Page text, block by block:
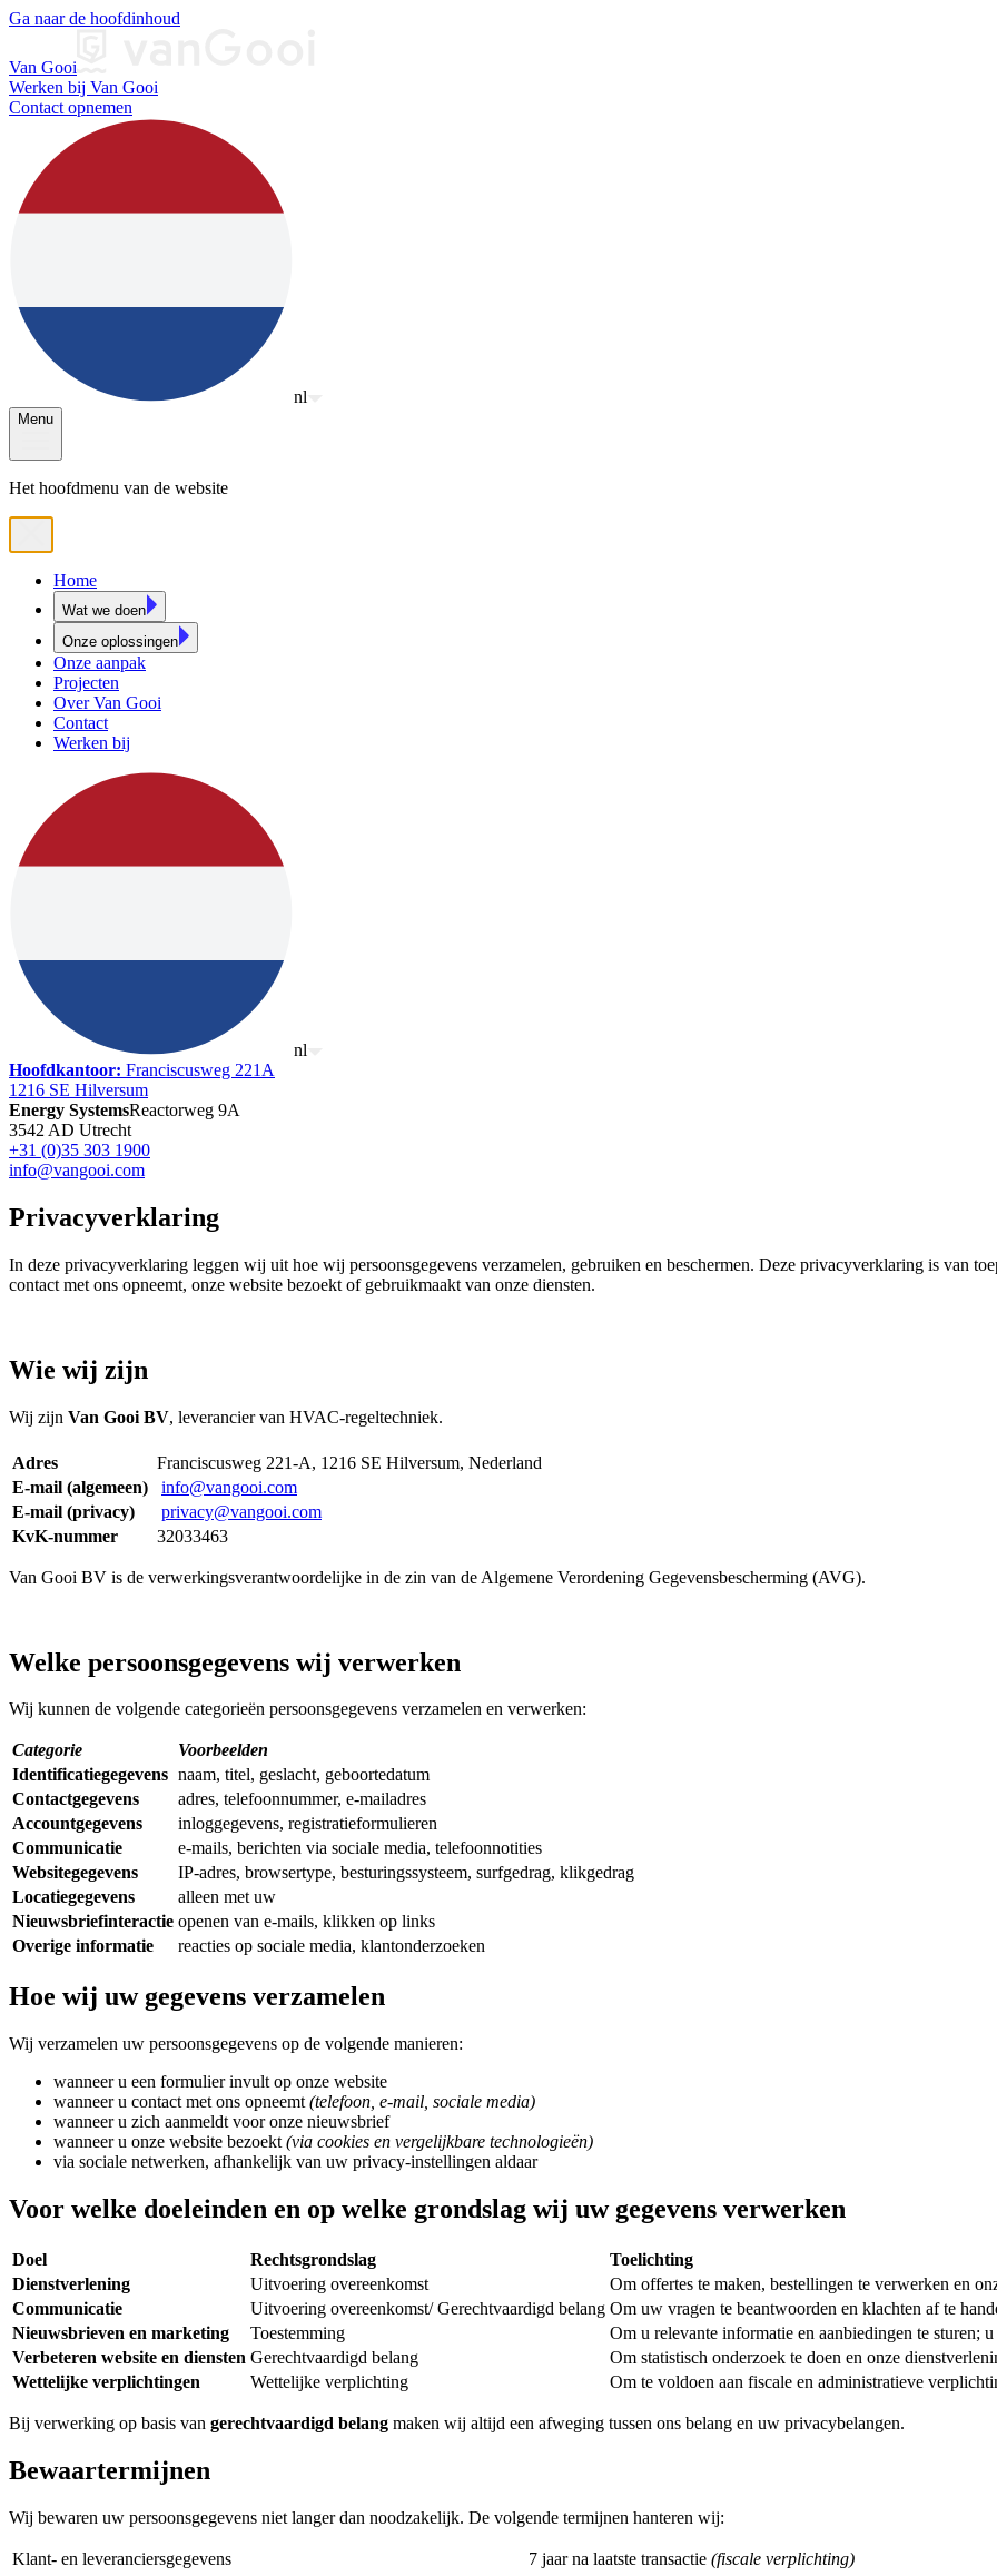
Ga naar de hoofdinhoud
Van Gooi
Werken bij Van Gooi
Contact opnemen
nl
Menu
Het hoofdmenu van de website
Home
Wat we doen
Onze oplossingen
Onze aanpak
Projecten
Over Van Gooi
Contact
Werken bij
nl
Hoofdkantoor: Franciscusweg 221A
1216 SE Hilversum
Energy SystemsReactorweg 9A
3542 AD Utrecht
+31 (0)35 303 1900
info@vangooi.com
Privacyverklaring
In deze privacyverklaring leggen wij uit hoe wij persoonsgegevens verzamelen, gebruiken en beschermen. Deze privacyverklaring is van
contact met ons opneemt, onze website bezoekt of gebruikmaakt van onze diensten.
Wie wij zijn
Wij zijn Van Gooi BV, leverancier van HVAC-regeltechniek.
Adres
Franciscusweg 221-A, 1216 SE Hilversum, Nederland
E-mail (algemeen)
info@vangooi.com
E-mail (privacy)
privacy@vangooi.com
KvK-nummer
32033463
Van Gooi BV is de verwerkingsverantwoordelijke in de zin van de Algemene Verordening Gegevensbescherming (AVG).
Welke persoonsgegevens wij verwerken
Wij kunnen de volgende categorieën persoonsgegevens verzamelen en verwerken:
Categorie
Voorbeelden
Identificatiegegevens naam, titel, geslacht, geboortedatum
Contactgegevens
adres, telefoonnummer, e-mailadres
Accountgegevens
inloggegevens, registratieformulieren
Communicatie
e-mails, berichten via sociale media, telefoonnotities
Websitegegevens
IP-adres, browsertype, besturingssysteem, surfgedrag, klikgedrag
Locatiegegevens
alleen met uw
Nieuwsbriefinteractie openen van e-mails, klikken op links
Overige informatie
reacties op sociale media, klantonderzoeken
Hoe wij uw gegevens verzamelen
Wij verzamelen uw persoonsgegevens op de volgende manieren:
wanneer u een formulier invult op onze website
wanneer u contact met ons opneemt (telefoon, e-mail, sociale media)
wanneer u zich aanmeldt voor onze nieuwsbrief
wanneer u onze website bezoekt (via cookies en vergelijkbare technologieën)
via sociale netwerken, afhankelijk van uw privacy-instellingen aldaar
Voor welke doeleinden en op welke grondslag wij uw gegevens verwerken
Doel Rechtsgrondslag
Toelichting
Dienstverlening
Uitvoering overeenkomst
Om offertes te maken, bestellingen te verwerken en
Communicatie
Uitvoering overeenkomst/ Gerechtvaardigd belang Om uw vragen te beantwoorden en klachten af te
Nieuwsbrieven en marketing
Toestemming
Om u relevante informatie en aanbiedingen te sturen;
Verbeteren website en diensten Gerechtvaardigd belang
Om statistisch onderzoek te doen en onze
Wettelijke verplichtingen
Wettelijke verplichting Om te voldoen aan fiscale en administratieve
Bij verwerking op basis van gerechtvaardigd belang maken wij altijd een afweging tussen ons belang en uw privacybelangen.
Bewaartermijnen
Wij bewaren uw persoonsgegevens niet langer dan noodzakelijk. De volgende termijnen hanteren wij:
Klant- en leveranciersgegevens 7 jaar na laatste transactie (fiscale verplichting)